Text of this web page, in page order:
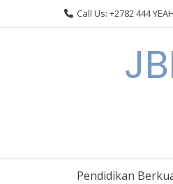
Call Us: +2782 444 YEAH
Pendidikan